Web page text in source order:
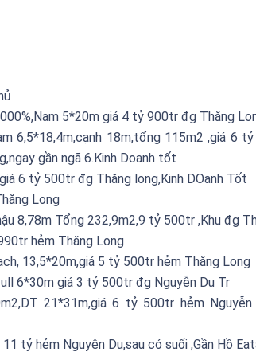
5*20m giá 4 tỷ 900tr đg Thăng
6,5*18,4m,cạnh 18m,tổng 115m2 ,giá 6
gần ngã 6.Kinh Doanh tốt
6 tỷ 500tr đg Thăng long,Kinh DOanh Tốt
Long
8,78m Tổng 232,9m2,9 tỷ 500tr ,Khu đg
hẻm Thăng Long
13,5*20m,giá 5 tỷ 500tr hẻm Thăng Long
6*30m giá 3 tỷ 500tr đg Nguyễn Du Tr
21*31m,giá 6 tỷ 500tr hẻm Nguyễn
tỷ hẻm Nguyên Du,sau có suối ,Gần Hồ